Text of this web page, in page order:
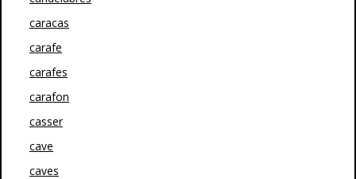
caracas
carafe
carafes
carafon
casser
cave
caves